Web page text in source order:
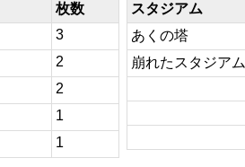
枚数
3
2
2
1
1
スタジアム
あくの塔
崩れたスタジアム